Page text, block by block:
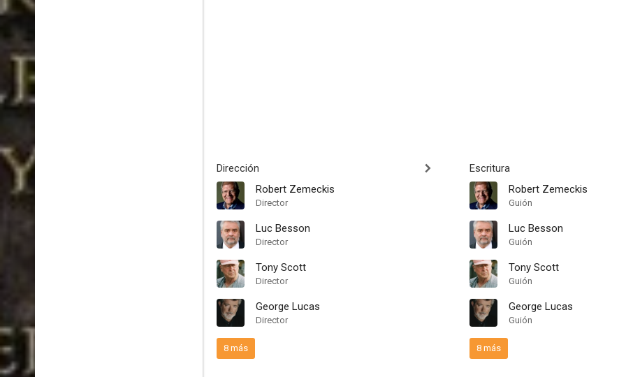
Dirección
Robert Zemeckis
Director
Luc Besson
Director
Tony Scott
Director
George Lucas
Director
8 más
Escritura
Robert Zemeckis
Guión
Luc Besson
Guión
Tony Scott
Guión
George Lucas
Guión
8 más